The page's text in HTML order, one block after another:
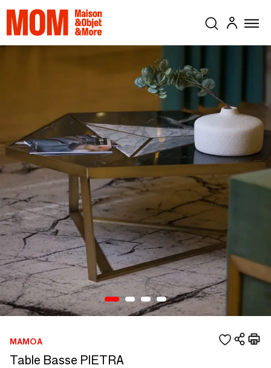
MAMOA
Table Basse PIETRA